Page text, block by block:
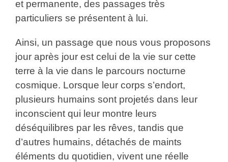
et permanente, des passages très
particuliers se présentent à lui.
Ainsi, un passage que nous vous proposons
jour après jour est celui de la vie sur cette
terre à la vie dans le parcours nocturne
cosmique. Lorsque leur corps s’endort,
plusieurs humains sont projetés dans leur
inconscient qui leur montre leurs
déséquilibres par les rêves, tandis que
d’autres humains, détachés de maints
éléments du quotidien, vivent une réelle